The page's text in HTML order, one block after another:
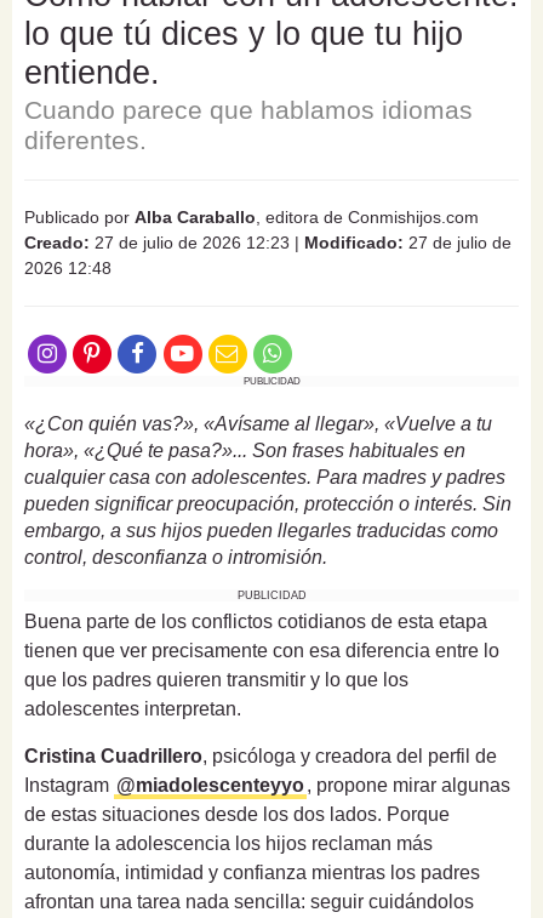
lo que tú dices y lo que tu hijo
entiende.
Cuando parece que hablamos idiomas
diferentes.
Publicado por Alba Caraballo , editora de Conmishijos.com
Creado: 27 de julio de 2026 12:23 | Modificado: 27 de julio de
2026 12:48
PUBLICIDAD
«¿Con quién vas?», «Avísame al llegar», «Vuelve a tu
hora», «¿Qué te pasa?»... Son frases habituales en
cualquier casa con adolescentes. Para madres y padres
pueden significar preocupación, protección o interés. Sin
embargo, a sus hijos pueden llegarles traducidas como
control, desconfianza o intromisión.
PUBLICIDAD
Buena parte de los conflictos cotidianos de esta etapa
tienen que ver precisamente con esa diferencia entre lo
que los padres quieren transmitir y lo que los
adolescentes interpretan.
Cristina Cuadrillero, psicóloga y creadora del perfil de
Instagram @miadolescenteyyo, propone mirar algunas
de estas situaciones desde los dos lados. Porque
durante la adolescencia los hijos reclaman más
autonomía, intimidad y confianza mientras los padres
afrontan una tarea nada sencilla: seguir cuidándolos